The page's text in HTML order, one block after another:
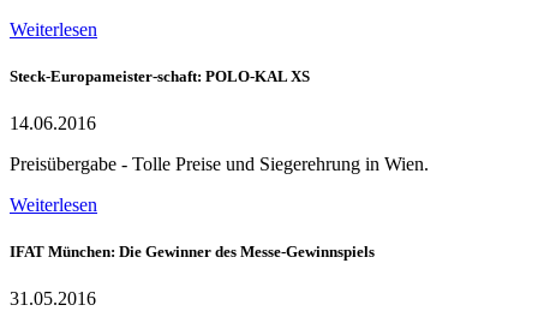
Weiterlesen
Steck-Europameister-schaft: POLO-KAL XS
14.06.2016
Preisübergabe - Tolle Preise und Siegerehrung in Wien.
Weiterlesen
IFAT München: Die Gewinner des Messe-Gewinnspiels
31.05.2016